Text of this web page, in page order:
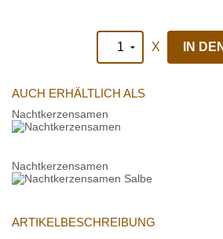
X
AUCH ERHÄLTLICH ALS
Nachtkerzensamen
Nachtkerzensamen
ARTIKELBESCHREIBUNG